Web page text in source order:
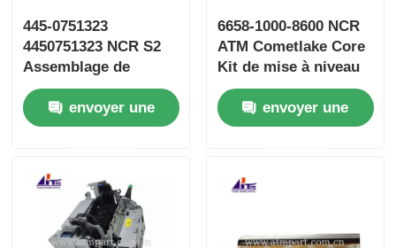
445-0751323
4450751323 NCR S2
Assemblage de
pompe à vide Pièces
ATM
envoyer une
6658-1000-8600 NCR
ATM Cometlake Core
Kit de mise à niveau
PC Core
envoyer une